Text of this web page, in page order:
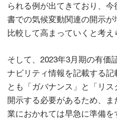
られる例が出てきており、
書での気候変動関連の開示
比較して高まっていくと考え
そして、2023年3月期の有価
ナビリティ情報を記載する記
とも「ガバナンス」と「リ
開示する必要があるため、
業におかれては早急に準備を